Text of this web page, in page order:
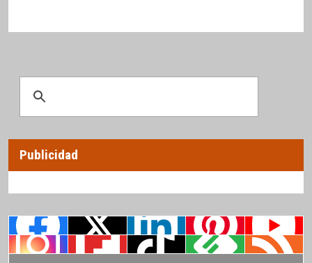
Publicidad